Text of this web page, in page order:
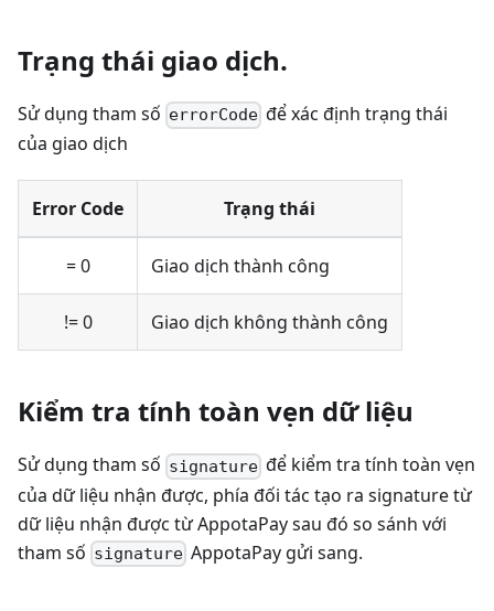
Trạng thái giao dịch.
Sử dụng tham số errorCode để xác định trạng thái
của giao dịch
Error Code Trạng thái
= 0 Giao dịch thành công
!= 0 Giao dịch không thành công
Kiểm tra tính toàn vẹn dữ liệu
Sử dụng tham số signature để kiểm tra tính toàn vẹn
của dữ liệu nhận được, phía đối tác tạo ra signature từ
dữ liệu nhận được từ AppotaPay sau đó so sánh với
tham số signature AppotaPay gửi sang.